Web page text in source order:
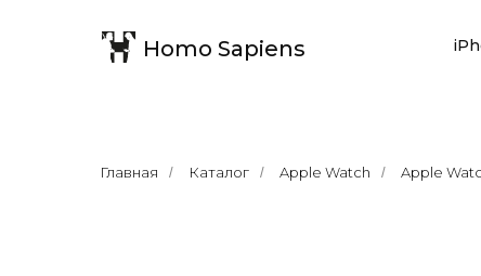
Homo Sapiens
Главная / Каталог / Apple Watch / Apple